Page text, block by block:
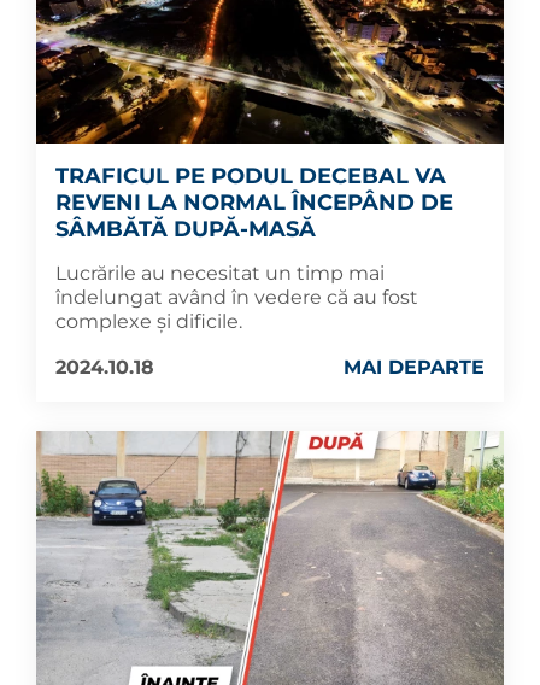
TRAFICUL PE PODUL DECEBAL VA
REVENI LA NORMAL ÎNCEPÂND DE
SÂMBĂTĂ DUPĂ-MASĂ
Lucrările au necesitat un timp mai
îndelungat având în vedere că au fost
complexe și dificile.
2024.10.18
MAI DEPARTE